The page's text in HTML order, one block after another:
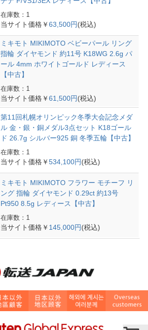
在庫数：1
当サイト価格￥63,500円(税込)
ミキモト MIKIMOTO ベビーパール リング
指輪 ダイヤモンド 約11号 K18WG 2.6g パ
ール 4mm ホワイトゴールド レディース
【中古】
在庫数：1
当サイト価格￥61,500円(税込)
第11回札幌オリンピック冬季大会記念メダ
ル 金・銀・銅メダル3点セット K18ゴール
ド 26.7g シルバー925 銅 冬季五輪【中古】
在庫数：1
当サイト価格￥534,100円(税込)
ミキモト MIKIMOTO フラワー モチーフ リ
ング 指輪 ダイヤモンド 0.29ct 約13号
Pt950 8.5g レディース【中古】
在庫数：1
当サイト価格￥ 145,000円(税込)